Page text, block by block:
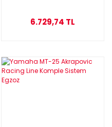
6.729,74 TL